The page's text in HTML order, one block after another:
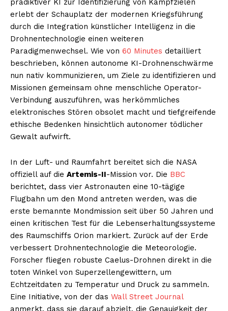
prädiktiver KI zur Identifizierung von Kampfzielen
erlebt der Schauplatz der modernen Kriegsführung
durch die Integration künstlicher Intelligenz in die
Drohnentechnologie einen weiteren
Paradigmenwechsel. Wie von 60 Minutes detailliert
beschrieben, können autonome KI-Drohnenschwärme
nun nativ kommunizieren, um Ziele zu identifizieren und
Missionen gemeinsam ohne menschliche Operator-
Verbindung auszuführen, was herkömmliches
elektronisches Stören obsolet macht und tiefgreifende
ethische Bedenken hinsichtlich autonomer tödlicher
Gewalt aufwirft.
In der Luft- und Raumfahrt bereitet sich die NASA
offiziell auf die Artemis-II-Mission vor. Die BBC
berichtet, dass vier Astronauten eine 10-tägige
Flugbahn um den Mond antreten werden, was die
erste bemannte Mondmission seit über 50 Jahren und
einen kritischen Test für die Lebenserhaltungssysteme
des Raumschiffs Orion markiert. Zurück auf der Erde
verbessert Drohnentechnologie die Meteorologie.
Forscher fliegen robuste Caelus-Drohnen direkt in die
toten Winkel von Superzellengewittern, um
Echtzeitdaten zu Temperatur und Druck zu sammeln.
Eine Initiative, von der das Wall Street Journal
anmerkt, dass sie darauf abzielt, die Genauigkeit der